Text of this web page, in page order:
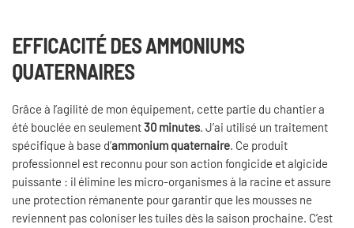
EFFICACITÉ DES AMMONIUMS
QUATERNAIRES
Grâce à l’agilité de mon équipement, cette partie du chantier a
été bouclée en seulement30 minutes. J’ai utilisé un traitement
spécifique à base d’ammonium quaternaire. Ce produit
professionnel est reconnu pour son action fongicide et algicide
puissante : il élimine les micro-organismes à la racine et assure
une protection rémanente pour garantir que les mousses ne
reviennent pas coloniser les tuiles dès la saison prochaine. C’est